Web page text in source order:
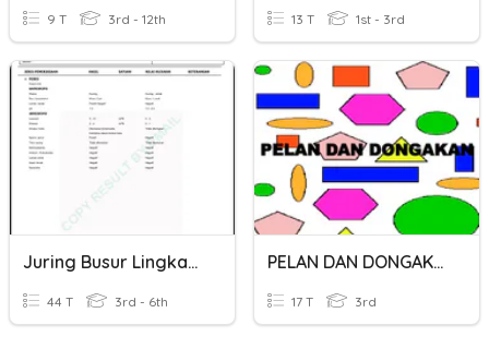
9 T 3rd - 12th 13 T 1st - 3rd
Juring Busur Lingkaran
44 T 3rd - 6th
PELAN DAN DONGAKAN
17 T 3rd